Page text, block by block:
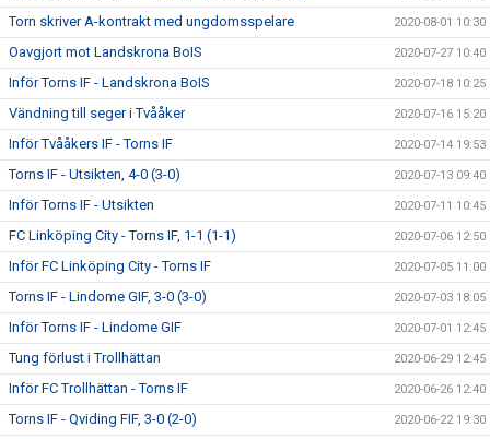
Torn skriver A-kontrakt med ungdomsspelare 2020-08-01 10:30
Oavgjort mot Landskrona BoIS 2020-07-27 10:40
Inför Torns IF - Landskrona BoIS 2020-07-18 10:25
Vändning till seger i Tvååker 2020-07-16 15:20
Inför Tvååkers IF - Torns IF 2020-07-14 19:53
Torns IF - Utsikten, 4-0 (3-0) 2020-07-13 09:40
Inför Torns IF - Utsikten 2020-07-11 10:45
FC Linköping City - Torns IF, 1-1 (1-1) 2020-07-06 12:50
Inför FC Linköping City - Torns IF 2020-07-05 11:00
Torns IF - Lindome GIF, 3-0 (3-0) 2020-07-03 18:05
Inför Torns IF - Lindome GIF 2020-07-01 12:45
Tung förlust i Trollhättan 2020-06-29 12:45
Inför FC Trollhättan - Torns IF 2020-06-26 12:40
Torns IF - Qviding FIF, 3-0 (2-0) 2020-06-22 19:30